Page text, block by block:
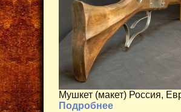
Мушкет (макет) Россия,
Подробнее